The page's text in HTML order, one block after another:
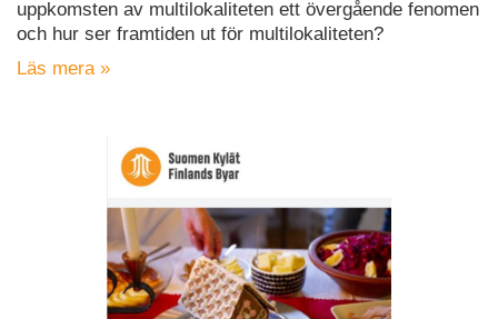
uppkomsten av multilokaliteten ett övergående fenomen
och hur ser framtiden ut för multilokaliteten?
Läs mera »